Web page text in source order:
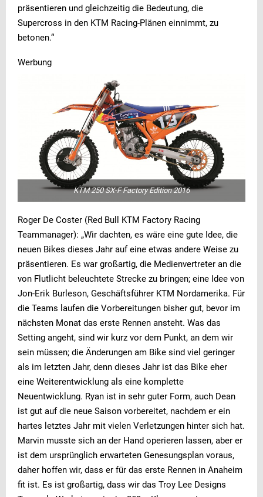
präsentieren und gleichzeitig die Bedeutung, die
Supercross in den KTM Racing-Plänen einnimmt, zu
betonen.“
Werbung
KTM 250 SX-F Factory Edition 2016
Roger De Coster (Red Bull KTM Factory Racing
Teammanager): „Wir dachten, es wäre eine gute Idee, die
neuen Bikes dieses Jahr auf eine etwas andere Weise zu
präsentieren. Es war großartig, die Medienvertreter an die
von Flutlicht beleuchtete Strecke zu bringen; eine Idee von
Jon-Erik Burleson, Geschäftsführer KTM Nordamerika. Für
die Teams laufen die Vorbereitungen bisher gut, bevor im
nächsten Monat das erste Rennen ansteht. Was das
Setting angeht, sind wir kurz vor dem Punkt, an dem wir
sein müssen; die Änderungen am Bike sind viel geringer
als im letzten Jahr, denn dieses Jahr ist das Bike eher
eine Weiterentwicklung als eine komplette
Neuentwicklung. Ryan ist in sehr guter Form, auch Dean
ist gut auf die neue Saison vorbereitet, nachdem er ein
hartes letztes Jahr mit vielen Verletzungen hinter sich hat.
Marvin musste sich an der Hand operieren lassen, aber er
ist dem ursprünglich erwarteten Genesungsplan voraus,
daher hoffen wir, dass er für das erste Rennen in Anaheim
fit ist. Es ist großartig, dass wir das Troy Lee Designs